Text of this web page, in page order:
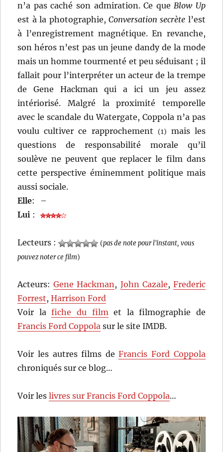
n’a pas caché son admiration. Ce queBlow Up
est à la photographie, Conversation secrète l’est
à l’enregistrement magnétique. En revanche,
son héros n’est pas un jeune dandy de la mode
mais un homme tourmenté et peu séduisant ; il
fallait pour l’interpréter un acteur de la trempe
de Gene Hackman qui a ici un jeu assez
intériorisé. Malgré la proximité temporelle
avec le scandale du Watergate, Coppola n’a pas
voulu cultiver ce rapprochement
(1)
mais les
questions de responsabilité morale qu’il
soulève ne peuvent que replacer le film dans
cette perspective éminemment politique mais
aussi sociale.
Elle:
–
Lui :
Lecteurs : (pas de note pour l'instant, vous
pouvez noter ce film)
Acteurs:Gene Hackman, John Cazale, Frederic
Forrest,Harrison Ford
Voir lafiche du filmet la filmographie de
Francis Ford Coppola sur le site IMDB.
Voir les autres films deFrancis Ford Coppola
chroniqués sur ce blog…
Voir leslivres sur Francis Ford Coppola…